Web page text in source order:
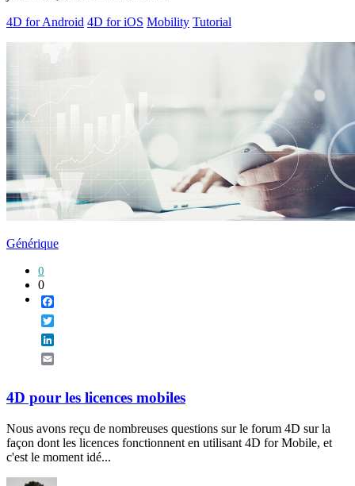
4D for Android 4D for iOS Mobility Tutorial
Générique
0
0
4D pour les licences mobiles
Nous avons reçu de nombreuses questions sur le forum 4D sur la
façon dont les licences fonctionnent en utilisant 4D for Mobile, et
c'est le moment idé...